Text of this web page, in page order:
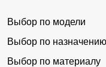
Выбор по модели
Выбор по назначению
Выбор по материалу